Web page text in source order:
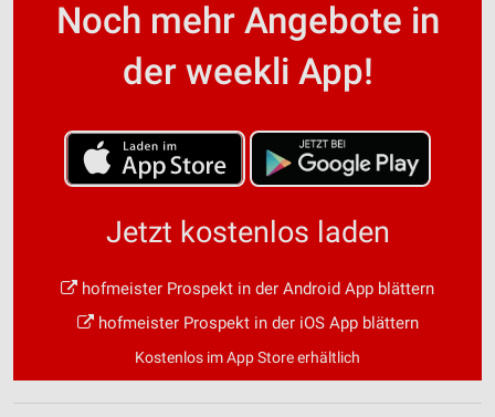
Noch mehr Angebote in
der weekli App!
Jetzt kostenlos laden
hofmeister Prospekt in der Android App blättern
hofmeister Prospekt in der iOS App blättern
Kostenlos im App Store erhältlich